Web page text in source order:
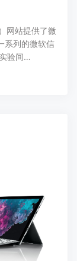
网站提供了微
系列的微软信
验间…